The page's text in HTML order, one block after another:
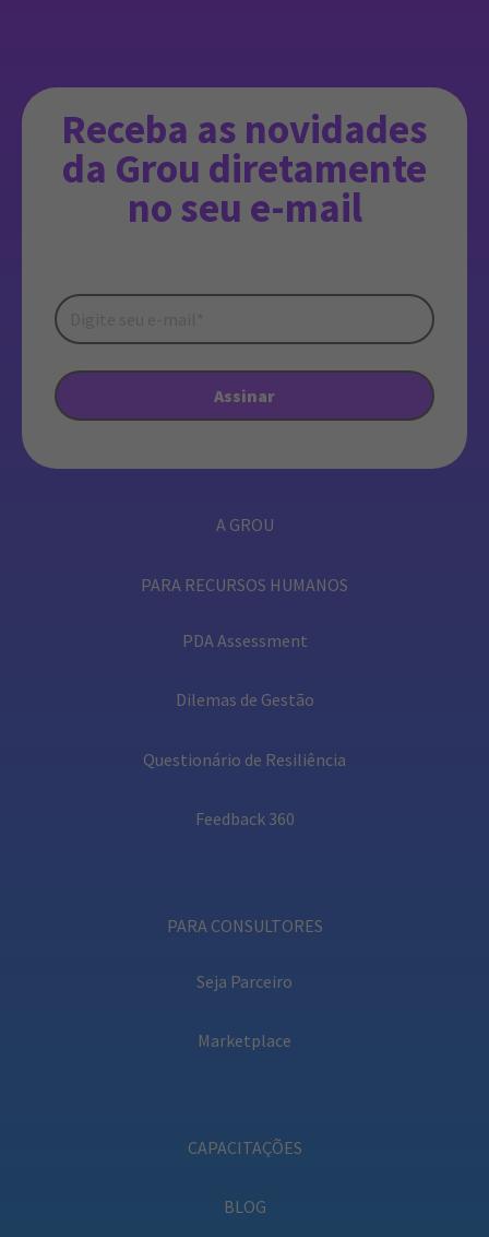
A GROU
PARA RECURSOS HUMANOS
PDA Assessment
Dilemas de Gestão
Questionário de Resiliência
Feedback 360
PARA CONSULTORES
Seja Parceiro
Marketplace
CAPACITAÇÕES
BLOG
Receba as novidades
da Grou diretamente
no seu e-mail